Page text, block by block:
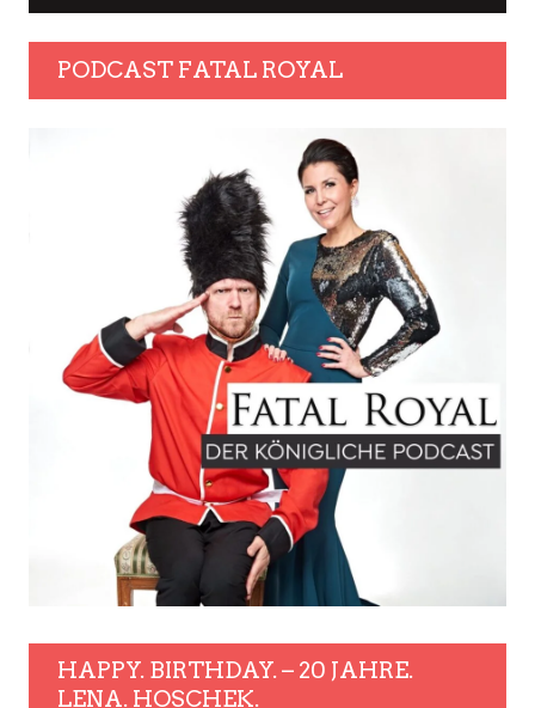
PODCAST FATAL ROYAL
HAPPY. BIRTHDAY. – 20 JAHRE.
LENA. HOSCHEK.